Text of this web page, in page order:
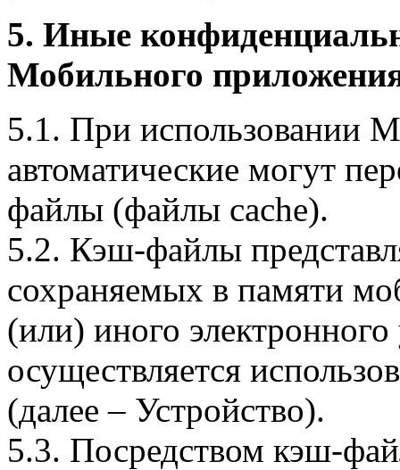
5. Иные
Мобильного
5.1. При использовании
автоматические могут
файлы (файлы cache).
5.2. Кэш-файлы
сохраняемых в памяти
(или) иного электронного
осуществляется
(далее – Устройство).
5.3. Посредством кэш-